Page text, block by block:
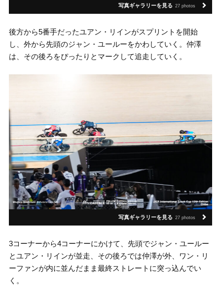
写真ギャラリーを見る 27 photos
後方から5番手だったユアン・リインがスプリントを開始
し、外から先頭のジャン・ユールーをかわしていく。仲澤
は、その後ろをぴったりとマークして追走していく。
写真ギャラリーを見る 27 photos
3コーナーから4コーナーにかけて、先頭でジャン・ユールー
とユアン・リインが並走、その後ろでは仲澤が外、ワン・リ
ーファンが内に並んだまま最終ストレートに突っ込んでい
く。